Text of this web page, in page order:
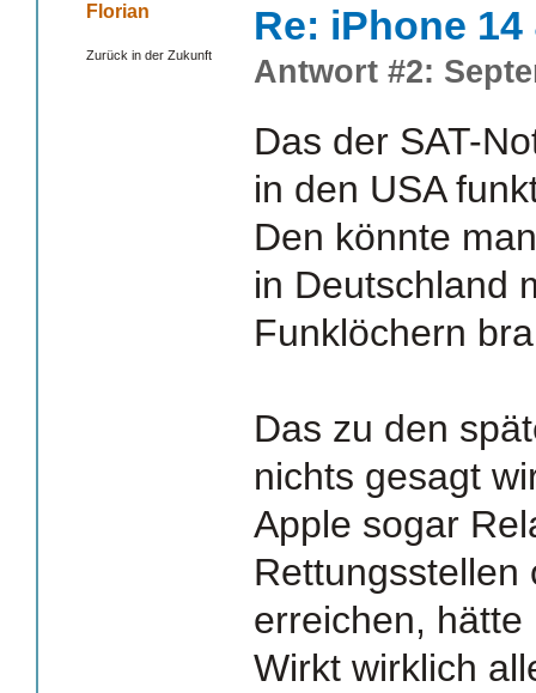
Florian
Zurück in der Zukunft
Re: iPhone
Antwort #2:
Das der SAT-
in den USA
Den könnte
in Deutschland
Funklöchern
Das zu den
nichts gesagt
Apple sogar
Rettungsstellen
erreichen,
Wirkt wirklich